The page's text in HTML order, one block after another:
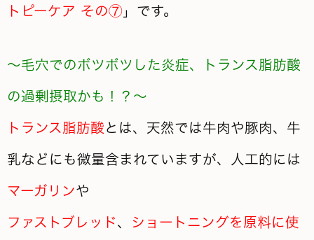
トピーケア その⑦ 」です。
～毛穴でのボツボツした炎症、トランス脂肪酸
の過剰摂取かも！？～
トランス脂肪酸 とは、天然では牛肉や豚肉、牛
乳などにも微量含まれていますが、人工的には
マーガリンや
ファストブレッド 、 ショートニングを原料に使